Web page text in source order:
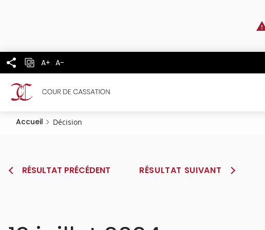
A+ A-
Accueil Décision
RÉSULTAT PRÉCÉDENT RÉSULTAT SUIVANT